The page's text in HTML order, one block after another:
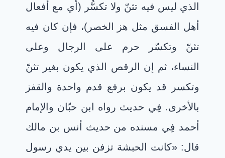
الذي ليس فيه تثنّ ولا تكسُّر (أي مع أفعال
أهل الفسق مثل هز الخصر)، فإن كان فيه
تثنّ وتكسّر حرم على الرجال وعلى
النساء، ثم إن الرقص الذي يكون بغير تثنّ
وتكسر قد يكون برفع قدم واحدة والقفز
بالأخرى. فِي حديث رواه ابن حبّان والإمام
أحمد فِي مسنده من حديث أنس بن مالك
قال: «كانت الحبشة تزفن بين يدي رسول